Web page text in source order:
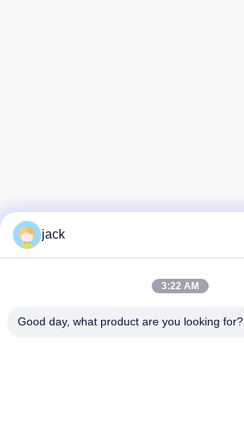
jack
3:22 AM
Good day, what product are you looking for?